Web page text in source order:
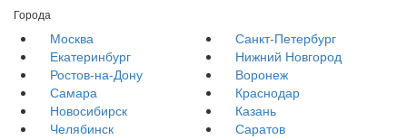
Города
Москва
Санкт-Петербург
Екатеринбург
Нижний Новгород
Ростов-на-Дону
Воронеж
Самара
Краснодар
Новосибирск
Казань
Челябинск
Саратов